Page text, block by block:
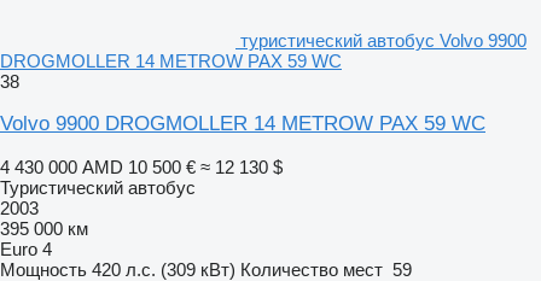
туристический автобус Volvo 9900
DROGMOLLER 14 METROW PAX 59 WC
38
Volvo 9900 DROGMOLLER 14 METROW PAX 59 WC
4 430 000 AMD 10 500 € ≈ 12 130 $
Туристический автобус
2003
395 000 км
Euro 4
Мощность 420 л.с. (309 кВт) Количество мест 59